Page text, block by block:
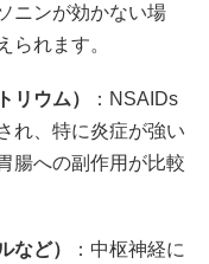
ニンが効かない場
られます。​
リウム）
：​NSAIDs
れ、特に炎症が強い
腸への副作用が比較
など）
：​中枢神経に